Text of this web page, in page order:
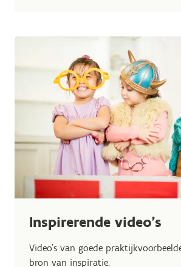
Inspirerende video's
Video's van goede
bron van inspiratie.